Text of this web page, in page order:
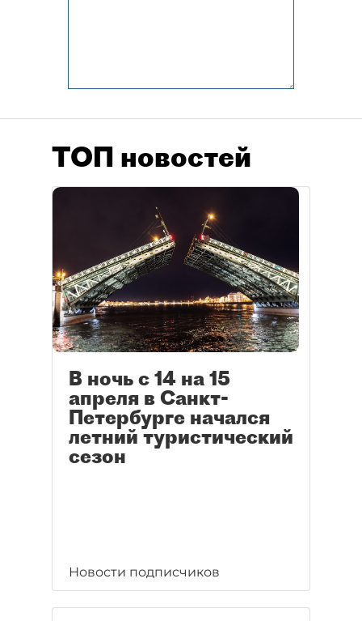
ТОП новостей
В ночь с 14 на 15
апреля в Санкт-
Петербурге начался
летний туристический
сезон
Новости подписчиков